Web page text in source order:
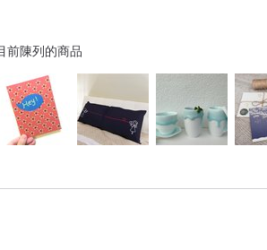
前陳列的商品